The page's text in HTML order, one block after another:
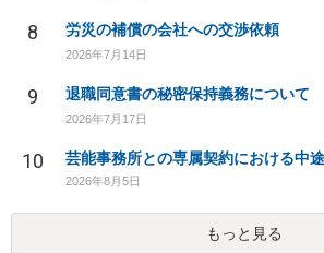
8 労災の補償の会社への交渉依頼
2026年7月14日
9 退職同意書の秘密保持義務について
2026年7月17日
10
2026年8月5日
もっと見る